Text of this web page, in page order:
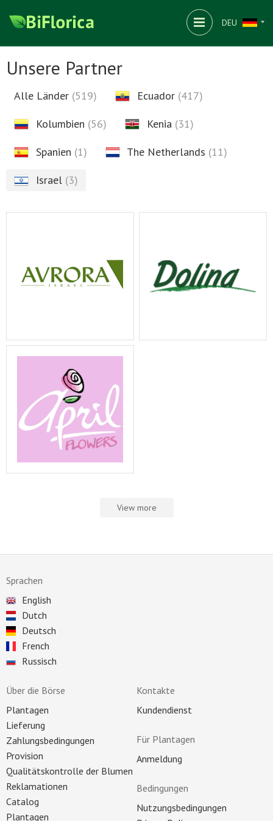
DEU
Unsere Partner
Alle Länder (519) Ecuador (417)
Kolumbien (56) Kenia (31)
Spanien (1) The Netherlands (11)
Israel (3)
View more
Sprachen
English
Dutch
Deutsch
French
Russisch
Über die Börse
Plantagen
Lieferung
Zahlungsbedingungen
Provision
Qualitätskontrolle der Blumen
Reklamationen
Catalog
Plantagen
Kontakte
Kundendienst
Für Plantagen
Anmeldung
Bedingungen
Nutzungsbedingungen